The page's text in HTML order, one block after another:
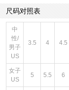
销售季：22Q2
尺码对照表
中
性/
男子
US
3.5 4 4.5
女子
US
5 5.5 6